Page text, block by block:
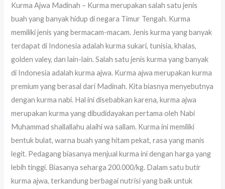
Kurma Ajwa Madinah – Kurma merupakan salah satu jenis
buah yang banyak hidup di negara Timur Tengah. Kurma
memiliki jenis yang bermacam-macam. Jenis kurma yang banyak
terdapat di Indonesia adalah kurma sukari, tunisia, khalas,
golden valey, dan lain-lain. Salah satu jenis kurma yang banyak
di Indonesia adalah kurma ajwa. Kurma ajwa merupakan kurma
premium yang berasal dari Madinah. Kita biasnya menyebutnya
dengan kurma nabi. Hal ini disebabkan karena, kurma ajwa
merupakan kurma yang dibudidayakan pertama oleh Nabi
Muhammad shallallahu alaihi wa sallam. Kurma ini memiliki
bentuk bulat, warna buah yang hitam pekat, rasa yang manis
legit. Pedagang biasanya menjual kurma ini dengan harga yang
lebih tinggi. Biasanya seharga 200.000/kg. Dalam satu butir
kurma ajwa, terkandung berbagai nutrisi yang baik untuk